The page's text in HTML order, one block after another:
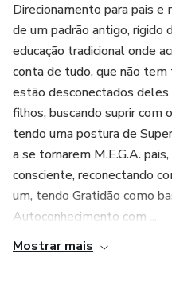
Direcionamento para pais e
de um padrão antigo,
educação tradicional onde
conta de tudo, que não tem
estão desconectados deles
filhos, buscando suprir com
tendo uma postura de
a se tornarem M.E.G.A.
consciente, reconectando
um, tendo Gratidão como
Autoconhecimento com ...
Mostrar mais